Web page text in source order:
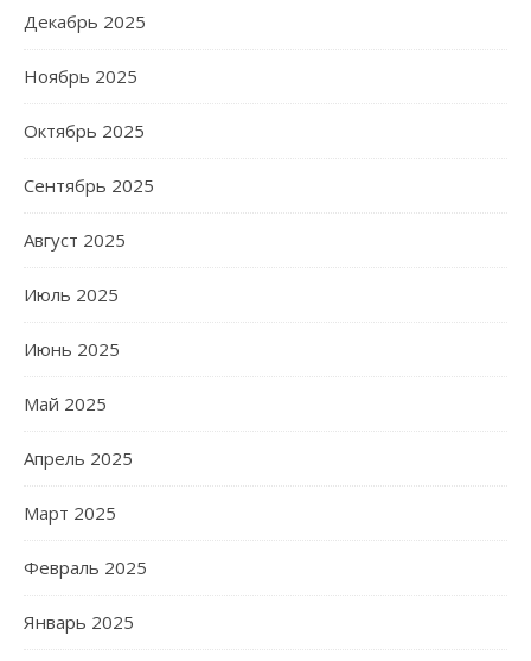
Декабрь 2025
Ноябрь 2025
Октябрь 2025
Сентябрь 2025
Август 2025
Июль 2025
Июнь 2025
Май 2025
Апрель 2025
Март 2025
Февраль 2025
Январь 2025